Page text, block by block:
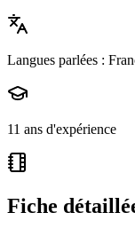
Langues parlées :
11 ans d'expérience
Fiche